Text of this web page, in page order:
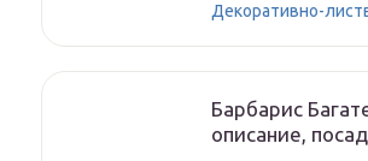
Декоративно-
Барбарис
описание,